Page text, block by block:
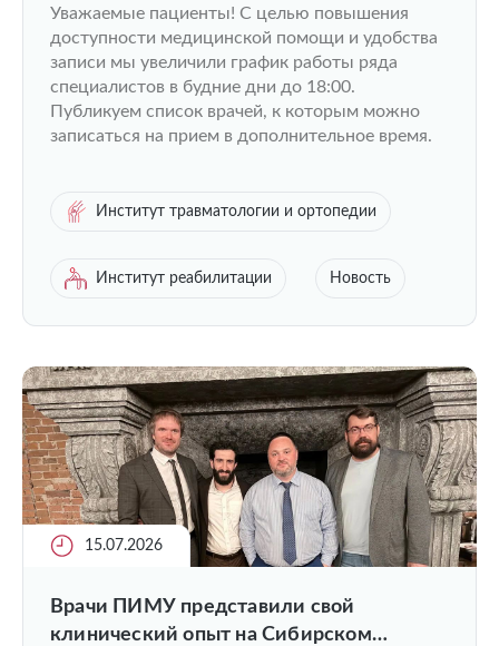
Уважаемые пациенты! С целью повышения
доступности медицинской помощи и удобства
записи мы увеличили график работы ряда
специалистов в будние дни до 18:00.
Публикуем список врачей, к которым можно
записаться на прием в дополнительное время.
Институт травматологии и ортопедии
Институт реабилитации Новость
15.07.2026
Врачи ПИМУ представили свой
клинический опыт на Сибирском